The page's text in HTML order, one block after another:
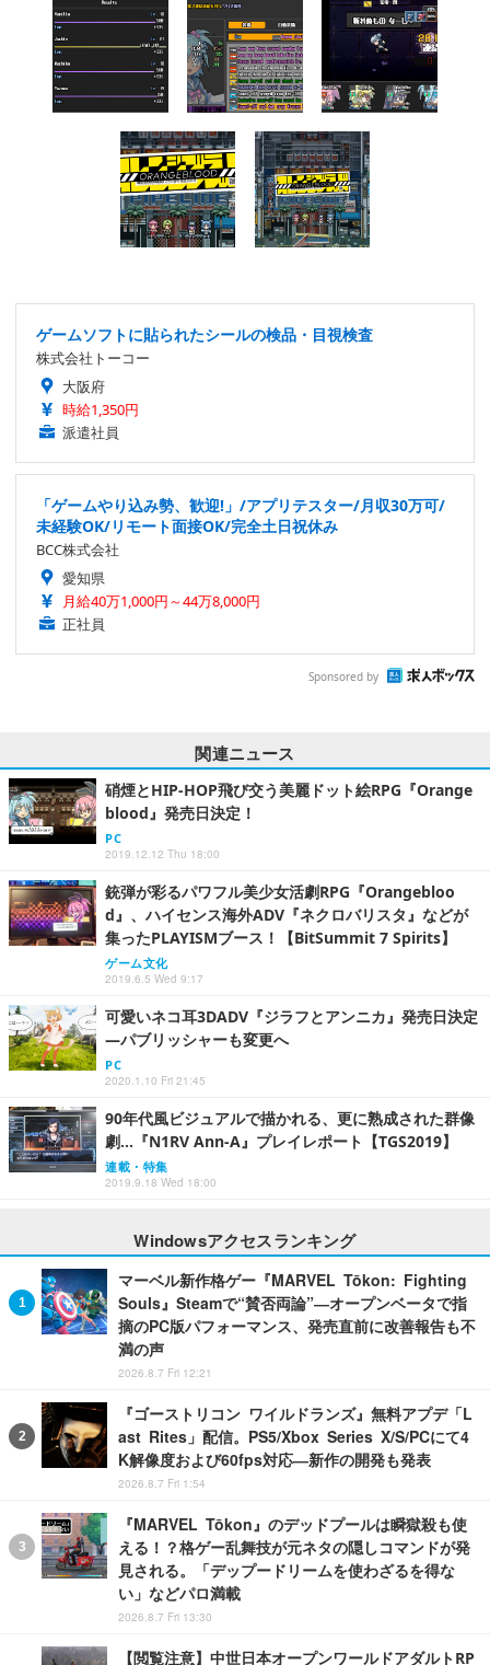
ゲームソフトに貼られたシールの検品・目視検査
株式会社トーコー
大阪府
時給1,350円
派遣社員
「ゲームやり込み勢、歓迎!」/アプリテスター/月収30万可/
未経験OK/リモート面接OK/完全土日祝休み
BCC株式会社
愛知県
月給40万1,000円～44万8,000円
正社員
Sponsored by
関連ニュース
硝煙とHIP-HOP飛び交う美麗ドット絵RPG『Orange
blood』発売日決定！
PC
2019.12.12 Thu 18:00
銃弾が彩るパワフル美少女活劇RPG『Orangebloo
d』、ハイセンス海外ADV『ネクロバリスタ』などが
集ったPLAYISMブース！【BitSummit 7 Spirits】
ゲーム文化
2019.6.5 Wed 9:17
可愛いネコ耳3DADV『ジラフとアンニカ』発売日決定
―パブリッシャーも変更へ
PC
2020.1.10 Fri 21:45
90年代風ビジュアルで描かれる、更に熟成された群像
劇…『N1RV Ann-A』プレイレポート【TGS2019】
連載・特集
2019.9.18 Wed 18:00
Windowsアクセスランキング
マーベル新作格ゲー『MARVEL Tōkon: Fighting
Souls』Steamで“賛否両論”―オープンベータで指
摘のPC版パフォーマンス、発売直前に改善報告も不
満の声
2026.8.7 Fri 12:21
『ゴーストリコン ワイルドランズ』無料アプデ「L
ast Rites」配信。PS5/Xbox Series X/S/PCにて4
K解像度および60fps対応―新作の開発も発表
2026.8.7 Fri 1:54
『MARVEL Tōkon』のデッドプールは瞬獄殺も使
える！？格ゲー乱舞技が元ネタの隠しコマンドが発
見される。「デップードリームを使わざるを得な
い」などパロ満載
2026.8.7 Fri 13:30
【閲覧注意】中世日本オープンワールドアダルトRP